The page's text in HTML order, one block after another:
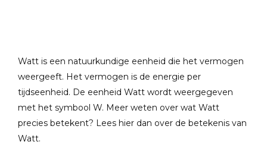
Watt is een natuurkundige eenheid die het vermogen
weergeeft. Het vermogen is de energie per
tijdseenheid. De eenheid Watt wordt weergegeven
met het symbool W. Meer weten over wat Watt
precies betekent? Lees hier dan over de betekenis van
Watt.